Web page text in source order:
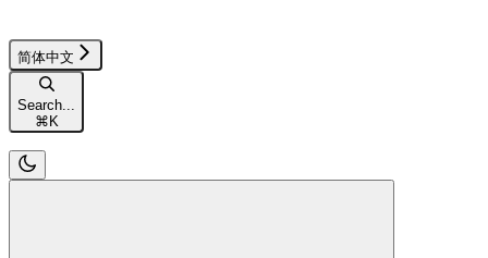
简体中文
Search...
⌘K